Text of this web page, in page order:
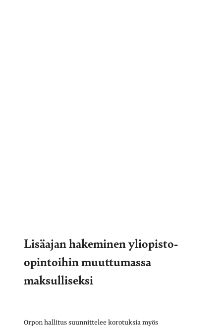
Lisäajan hakeminen yliopisto-
opintoihin muuttumassa
maksulliseksi
Orpon hallitus suunnittelee korotuksia myös